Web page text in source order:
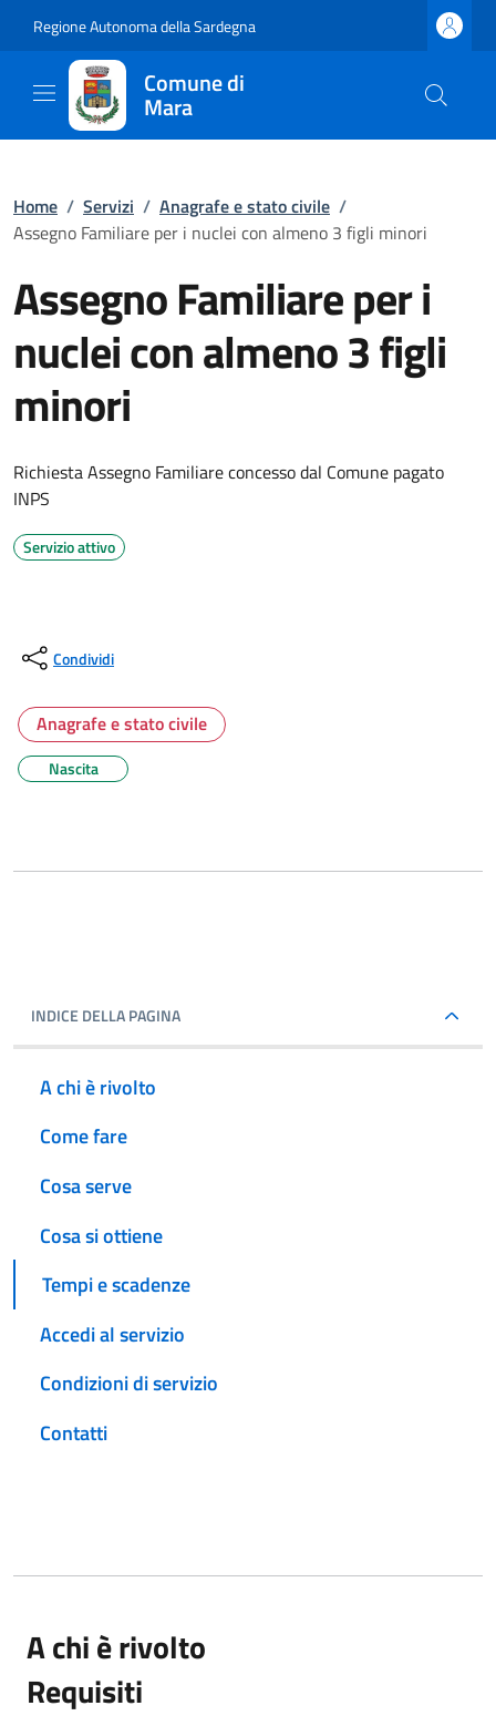
Regione Autonoma della Sardegna
Comune di
Mara
Home / Servizi / Anagrafe e stato civile /
Assegno Familiare per i nuclei con almeno 3 figli minori
Assegno Familiare per i
nuclei con almeno 3 figli
minori
Richiesta Assegno Familiare concesso dal Comune pagato
INPS
Servizio attivo
Condividi
Anagrafe e stato civile
Nascita
INDICE DELLA PAGINA
A chi è rivolto
Come fare
Cosa serve
Cosa si ottiene
Tempi e scadenze
Accedi al servizio
Condizioni di servizio
Contatti
A chi è rivolto
Requisiti